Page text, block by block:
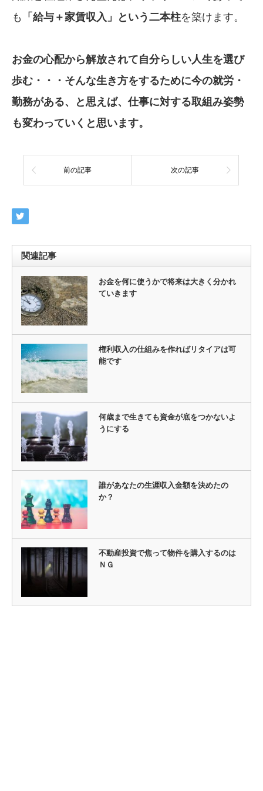
も
「給与＋家賃収入」という二本柱を築けます。
お金の心配から解放されて自分らしい人生を選び
歩む・・・そんな生き方をするために今の就労・
勤務がある、と思えば、 仕事に対する取組み姿勢
も変わっていくと思います。
前の記事 次の記事
関連記事
お金を何に使うかで将来は大きく分かれ
ていきます
権利収入の仕組みを作ればリタイアは可
能です
何歳まで生きても資金が底をつかないよ
うにする
誰があなたの生涯収入金額を決めたの
か？
不動産投資で焦って物件を購入するのは
ＮＧ